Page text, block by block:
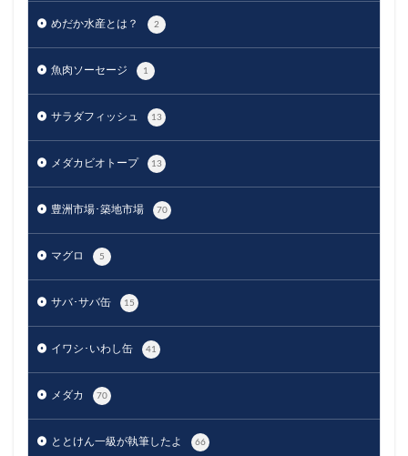
めだか水産とは？ 2
魚肉ソーセージ 1
サラダフィッシュ 13
メダカビオトープ 13
豊洲市場･築地市場 70
マグロ 5
サバ･サバ缶 15
イワシ･いわし缶 41
メダカ 70
ととけん一級が執筆したよ 66